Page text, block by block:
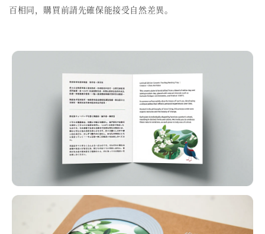
百相同，購買前請先確保能接受自然差異。